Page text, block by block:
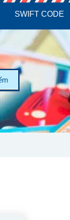
SWIFT CODE